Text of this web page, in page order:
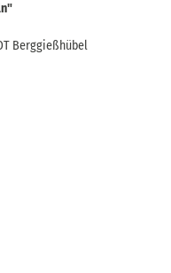
Berggießhübel